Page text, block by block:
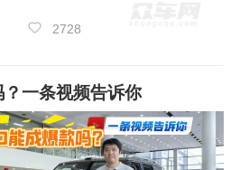
2728
一条视频告诉你